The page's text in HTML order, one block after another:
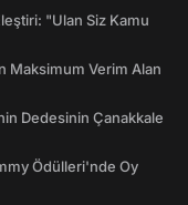
"Ulan Siz Kamu
Maksimum Verim Alan
Dedesinin Çanakkale
Ödülleri'nde Oy